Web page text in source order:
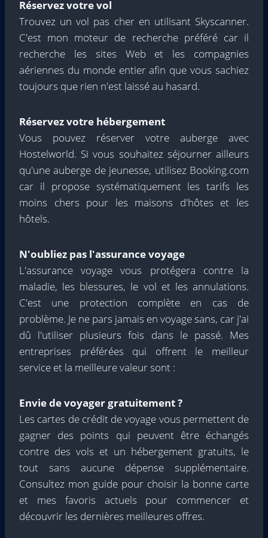
Réservez votre vol
Trouvez un vol pas cher en utilisant Skyscanner.
C'est mon moteur de recherche préféré car il
recherche les sites Web et les compagnies
aériennes du monde entier afin que vous sachiez
toujours que rien n'est laissé au hasard.
Réservez votre hébergement
Vous pouvez réserver votre auberge avec
Hostelworld. Si vous souhaitez séjourner ailleurs
qu'une auberge de jeunesse, utilisez Booking.com
car il propose systématiquement les tarifs les
moins chers pour les maisons d'hôtes et les
hôtels.
N'oubliez pas l'assurance voyage
L'assurance voyage vous protégera contre la
maladie, les blessures, le vol et les annulations.
C'est une protection complète en cas de
problème. Je ne pars jamais en voyage sans, car j'ai
dû l'utiliser plusieurs fois dans le passé. Mes
entreprises préférées qui offrent le meilleur
service et la meilleure valeur sont :
Envie de voyager gratuitement ?
Les cartes de crédit de voyage vous permettent de
gagner des points qui peuvent être échangés
contre des vols et un hébergement gratuits, le
tout sans aucune dépense supplémentaire.
Consultez mon guide pour choisir la bonne carte
et mes favoris actuels pour commencer et
découvrir les dernières meilleures offres.